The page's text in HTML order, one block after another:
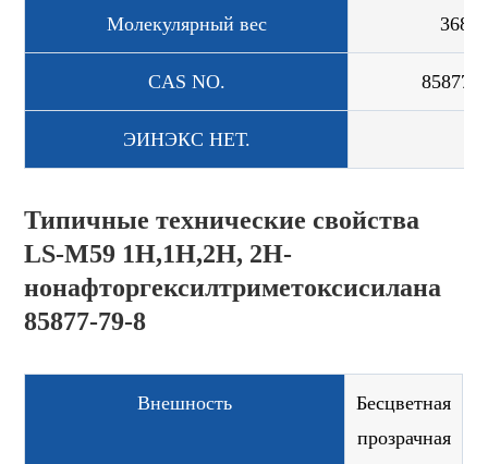
Молекулярный вес
CAS NO. 85877-
ЭИНЭКС НЕТ.
Типичные технические свойства
LS-M59 1H,1H,2H, 2H-
нонафторгексилтриметоксисилана
85877-79-8
Внешность
Бесцветная
прозрачная